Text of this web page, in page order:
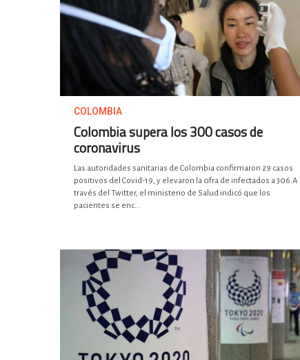
COLOMBIA
Colombia supera los 300 casos de
coronavirus
Las autoridades sanitarias de Colombia confirmaron 29 casos
positivos del Covid-19, y elevaron la cifra de infectados a 306.A
través del Twitter, el ministerio de Salud indicó que los
pacientes se enc...